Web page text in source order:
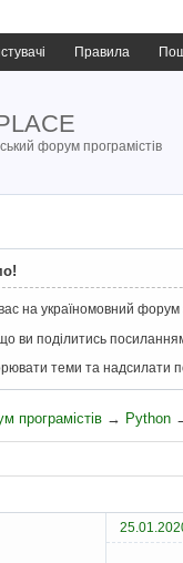
Правила
форум програмістів
на україномовний
ви поділитись
теми та надсилати
програмістів → Python